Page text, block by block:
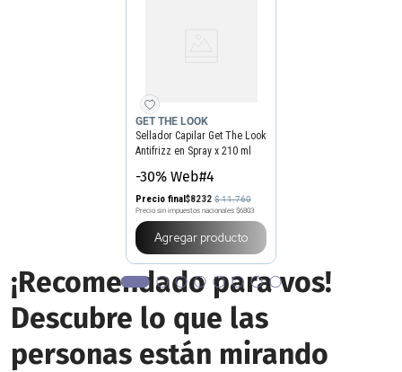
GET THE LOOK
Sellador Capilar Get The Look
Antifrizz en Spray x 210 ml
-30% Web#4
Precio final$8232 $11.760
Precio sin impuestos nacionales $6803
Agregar producto
¡Recomendado para vos!
Descubre lo que las
personas están mirando